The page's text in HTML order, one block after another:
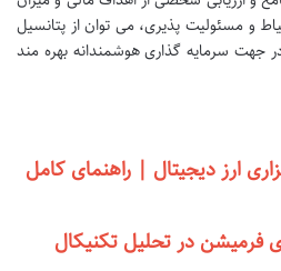
و مسئولیت پذیری، می توان از پتانسیل
جهت سرمایه گذاری هوشمندانه بهره مند
ارز دیجیتال | راهنمای کامل
فرمیشن در تحلیل تکنیکال